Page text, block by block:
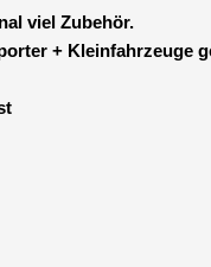
viel Zubehör.
+ Kleinfahrzeuge